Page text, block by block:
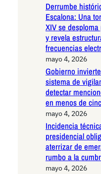
Derrumbe
Escalona: Una
XIV se
y revela
frecuencias
mayo 4, 2026
Gobierno
sistema de
detectar
en menos de
mayo 4, 2026
Incidencia
presidencial
aterrizar de
rumbo a la
mayo 4, 2026